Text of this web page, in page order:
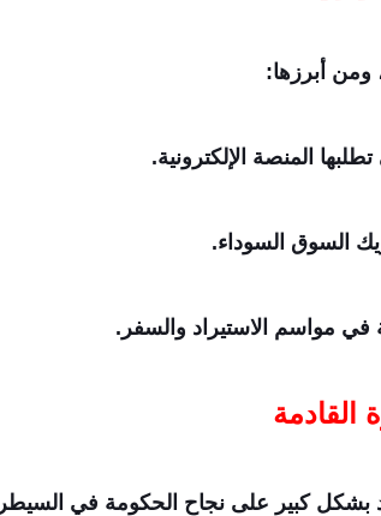
أبرزها:
المنصة الإلكترونية.
السوق السوداء.
مواسم الاستيراد والسفر.
القادمة
بشكل كبير على نجاح الحكومة في